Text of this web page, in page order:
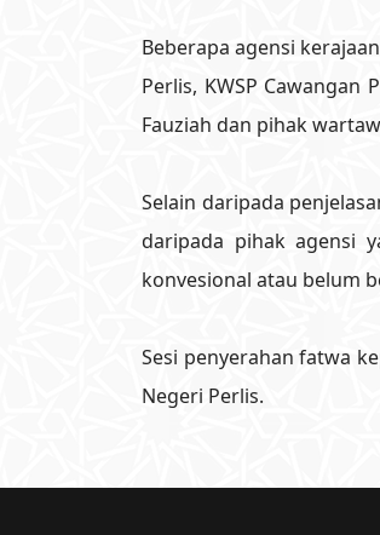
Beberapa agensi
Perlis, KWSP Cawangan
Fauziah dan pihak
Selain daripada
daripada pihak agensi
konvesional atau belum
Sesi penyerahan fatwa
Negeri Perlis.